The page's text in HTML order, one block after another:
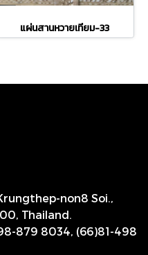
แผ่นสานหวายเทียม-33
non8 Soi.,
Thailand.
879 8034, (66)81-498